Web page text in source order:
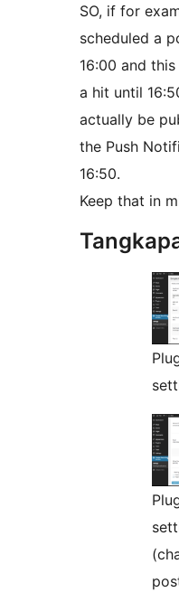
SO, if for
scheduled a
16:00 and
a hit until
actually be
the Push
16:50.
Keep that in